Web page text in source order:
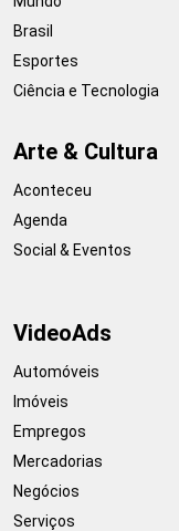
Brasil
Esportes
Ciência e Tecnologia
Arte & Cultura
Aconteceu
Agenda
Social & Eventos
VideoAds
Automóveis
Imóveis
Empregos
Mercadorias
Negócios
Serviços